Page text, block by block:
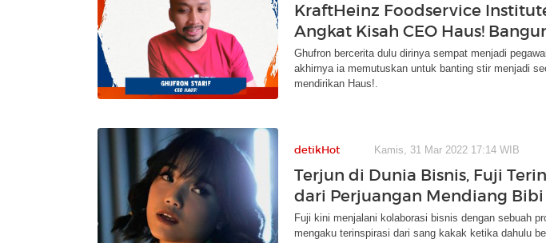
KraftHeinz Foodservice
Angkat Kisah CEO Haus!
Ghufron bercerita dulu dirinya sempat menjadi
akhirnya ia memutuskan untuk banting stir menjadi
mendirikan Haus!.
detikHot Kamis, 31 Mar 2022 17:14 WIB
Terjun di Dunia Bisnis, Fuji
dari Perjuangan Mendiang Bibi
Fuji kini menjalani kolaborasi bisnis dengan sebuah
mengaku terinspirasi dari sang kakak ketika dahulu